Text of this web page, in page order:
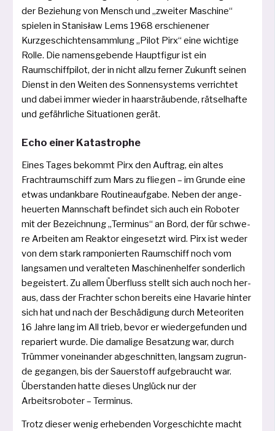
der Beziehung von Mensch und „zwei­ter Maschine“
spie­len in Stanisław Lems 1968 erschie­ne­ner
Kurzgeschichtensammlung „Pilot Pirx“ eine wich­ti­ge
Rolle. Die namens­ge­ben­de Hauptfigur ist ein
Raumschiffpilot, der in nicht all­zu fer­ner Zukunft sei­nen
Dienst in den Weiten des Sonnensystems ver­rich­tet
und dabei immer wie­der in haar­sträu­ben­de, rät­sel­haf­te
und gefähr­li­che Situationen gerät.
Echo einer Katastrophe
Eines Tages bekommt Pirx den Auftrag, ein altes
Frachtraumschiff zum Mars zu flie­gen – im Grunde eine
etwas undank­ba­re Routineaufgabe. Neben der ange­
heu­er­ten Mannschaft befin­det sich auch ein Roboter
mit der Bezeichnung „Terminus“ an Bord, der für schwe­
re Arbeiten am Reaktor ein­ge­setzt wird. Pirx ist weder
von dem stark ram­po­nier­ten Raumschiff noch vom
lang­sa­men und ver­al­te­ten Maschinenhelfer son­der­lich
begeis­tert. Zu allem Überfluss stellt sich auch noch her­
aus, dass der Frachter schon bereits eine Havarie hin­ter
sich hat und nach der Beschädigung durch Meteoriten
16 Jahre lang im All trieb, bevor er wie­der­ge­fun­den und
repa­riert wur­de. Die dama­li­ge Besatzung war, durch
Trümmer von­ein­an­der abge­schnit­ten, lang­sam zugrun­
de gegan­gen, bis der Sauerstoff auf­ge­braucht war.
Überstanden hat­te die­ses Unglück nur der
Arbeitsroboter – Terminus.
Trotz die­ser wenig erhe­ben­den Vorgeschichte macht